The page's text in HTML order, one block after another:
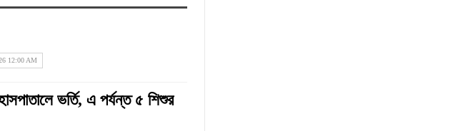
12:00 AM
ভর্তি, এ পর্যন্ত ৫ শিশুর